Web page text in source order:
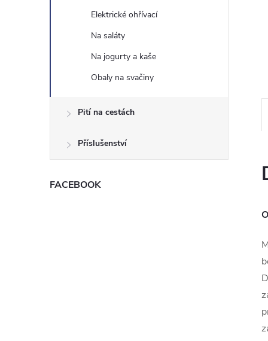
e
Elektrické ohřívací
Na saláty
Na jogurty a kaše
Obaly na svačiny
Pití na cestách
Příslušenství
FACEBOOK